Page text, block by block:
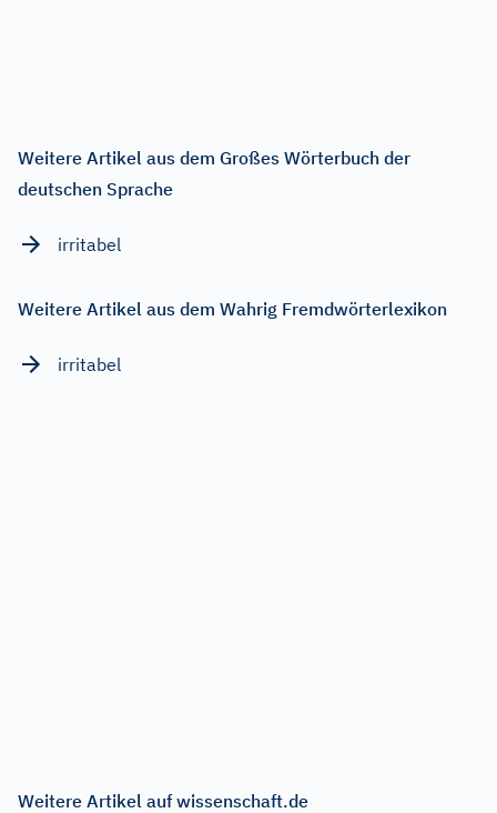
Weitere Artikel aus dem Großes Wörterbuch der
deutschen Sprache
irritabel
Weitere Artikel aus dem Wahrig Fremdwörterlexikon
irritabel
Weitere Artikel auf wissenschaft.de